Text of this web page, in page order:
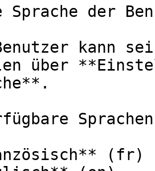
Sprache der
kann
über
Sprachen
(fr)